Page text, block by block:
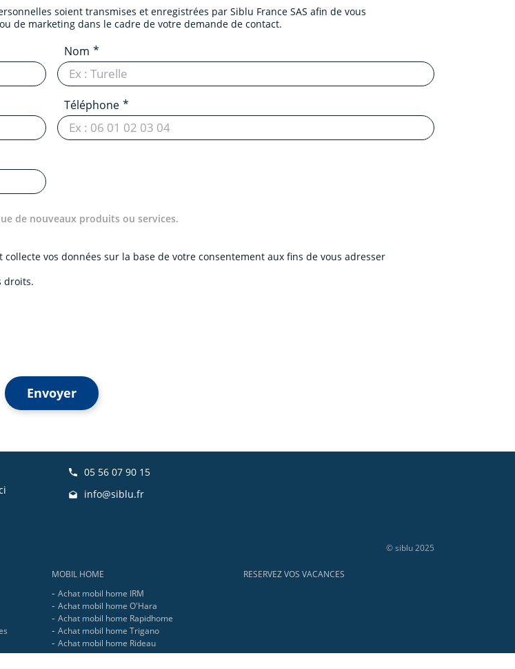
soient transmises et enregistrées par Siblu France SAS afin de vous
de marketing dans le cadre de votre demande de contact.
Nom
Téléphone
de nouveaux produits ou services.
vos données sur la base de votre consentement aux fins de vous adresser
droits.
Envoyer
05 56 07 90 15
info@siblu.fr
© siblu 2025
MOBIL HOME
Achat mobil home IRM
Achat mobil home O'Hara
Achat mobil home Rapidhome
Achat mobil home Trigano
Achat mobil home Rideau
RESERVEZ VOS VACANCES